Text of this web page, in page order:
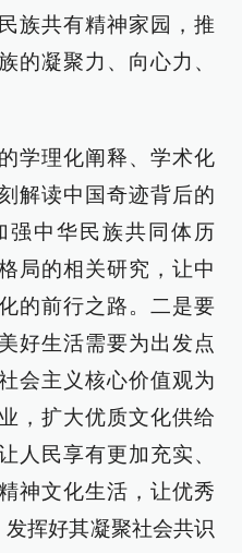
族共有精神家园，推
的凝聚力、向心力、
学理化阐释、学术化
解读中国奇迹背后的
强中华民族共同体历
局的相关研究，让中
的前行之路。二是要
好生活需要为出发点
会主义核心价值观为
，扩大优质文化供给
人民享有更加充实、
神文化生活，让优秀
挥好其凝聚社会共识